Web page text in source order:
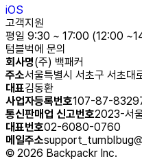
iOS
고객지원
평일 9:30 ~ 17:00 (12:00
텀블벅에 문의
회사명(주) 백패커
주소서울특별시 서초구 서초
대표김동환
사업자등록번호107-87-
통신판매업 신고번호2023-서
대표번호02-6080-0760
메일주소
© 2026 Backpackr Inc.